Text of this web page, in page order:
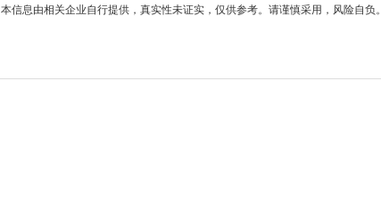
本信息由相关企业自行提供，真实性未证实，仅供参考。请谨慎采用，风险自负。